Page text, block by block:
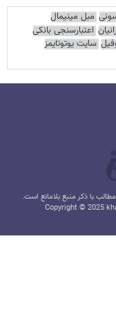
مبل مینیمال
اعتبارسنجی بانکی
سایت یوتوتایمز
با ذکر منبع بلامانع است.
Copyright © 2025